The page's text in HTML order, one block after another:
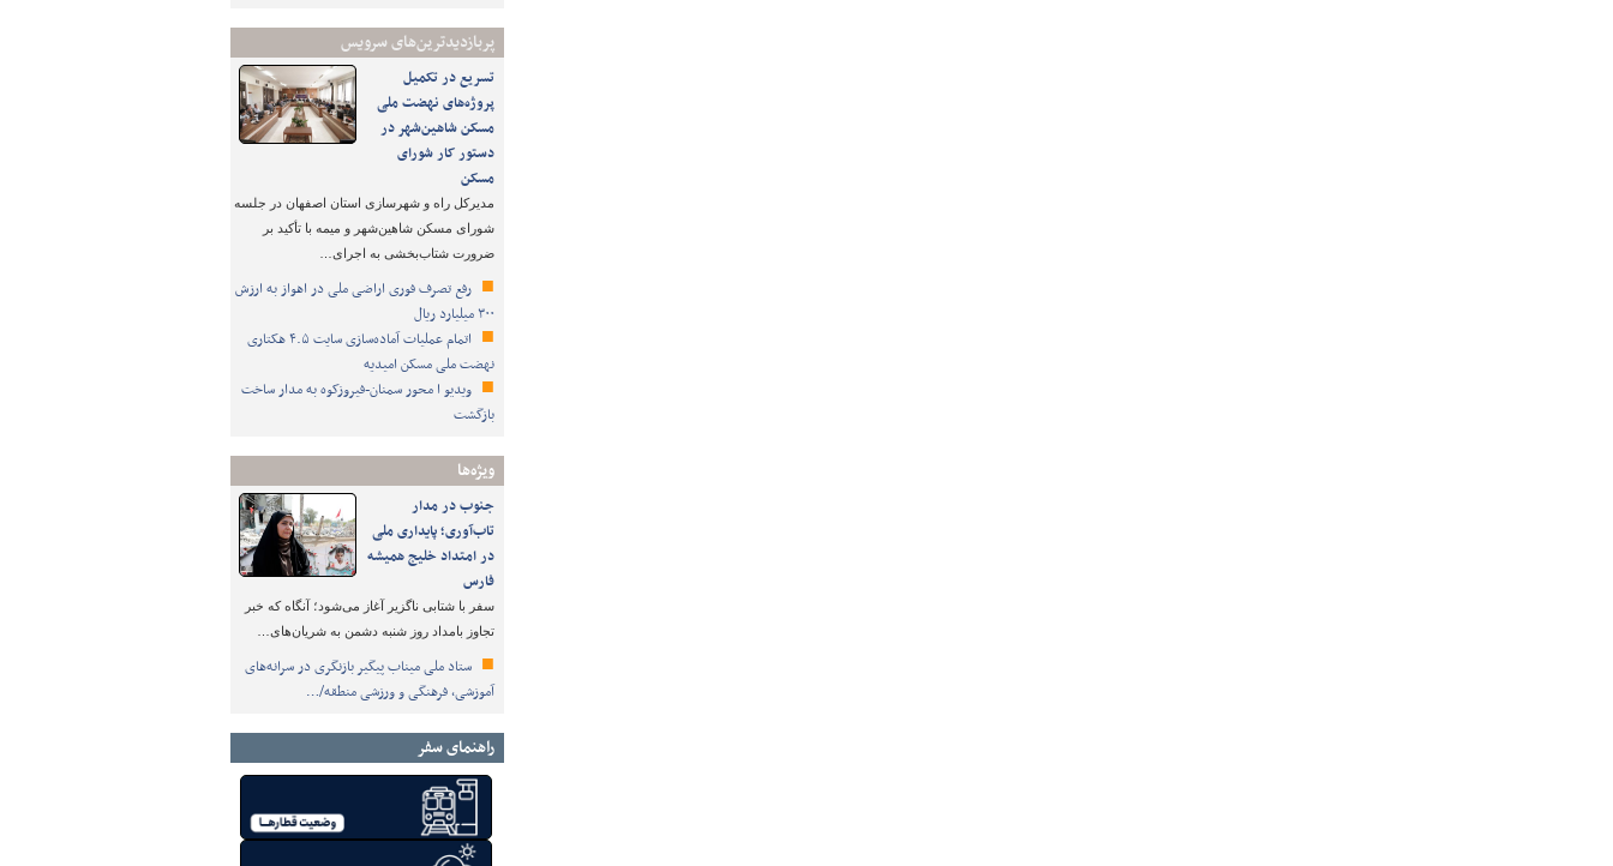
پربازدیدترین‌های سرویس
تسریع در تکمیل
پروژه‌های نهضت ملی
مسکن شاهین‌شهر در
دستور کار شورای
مسکن
مدیرکل راه و شهرسازی استان اصفهان در جلسه
شورای مسکن شاهین‌شهر و میمه با تأکید بر
ضرورت شتاب‌بخشی به اجرای…
رفع تصرف فوری اراضی ملی در اهواز به ارزش
۳۰۰ میلیارد ریال
اتمام عملیات آماده‌سازی سایت ۴.۵ هکتاری
نهضت ملی مسکن امیدیه
ویدیو ا محور سمنان-فیروزکوه به مدار ساخت
بازگشت
ویژه‌ها
جنوب در مدار
تاب‌آوری؛ پایداری ملی
در امتداد خلیج همیشه
فارس
سفر با شتابی ناگزیر آغاز می‌شود؛ آنگاه که خبر
تجاوز بامداد روز شنبه دشمن به شریان‌های…
ستاد ملی میناب پیگیر بازنگری در سرانه‌های
آموزشی، فرهنگی و ورزشی منطقه/…
راهنمای سفر